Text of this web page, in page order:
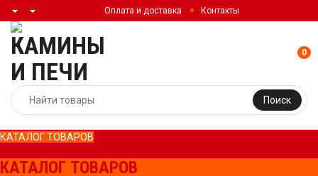
Оплата и доставка Контакты
Поиск
0
КАТАЛОГ ТОВАРОВ
КАТАЛОГ ТОВАРОВ